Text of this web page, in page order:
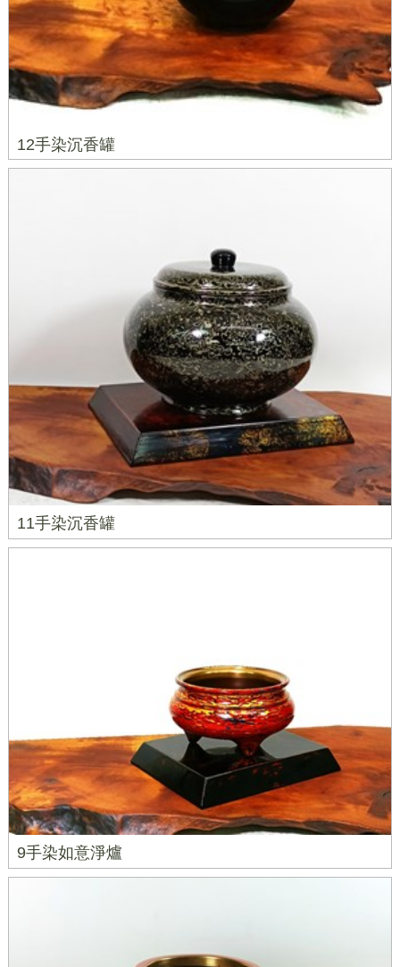
12手染沉香罐
11手染沉香罐
9手染如意淨爐